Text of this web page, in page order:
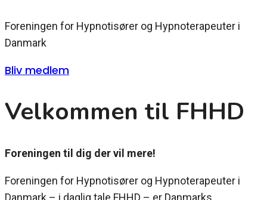
Foreningen for Hypnotisører og Hypnoterapeuter i
Danmark
Bliv medlem
Velkommen til FHHD
Foreningen til dig der vil mere!
Foreningen for Hypnotisører og Hypnoterapeuter i
Danmark – i daglig tale FHHD – er Danmarks